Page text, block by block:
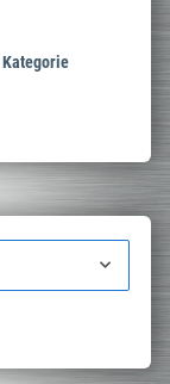
Kategorie